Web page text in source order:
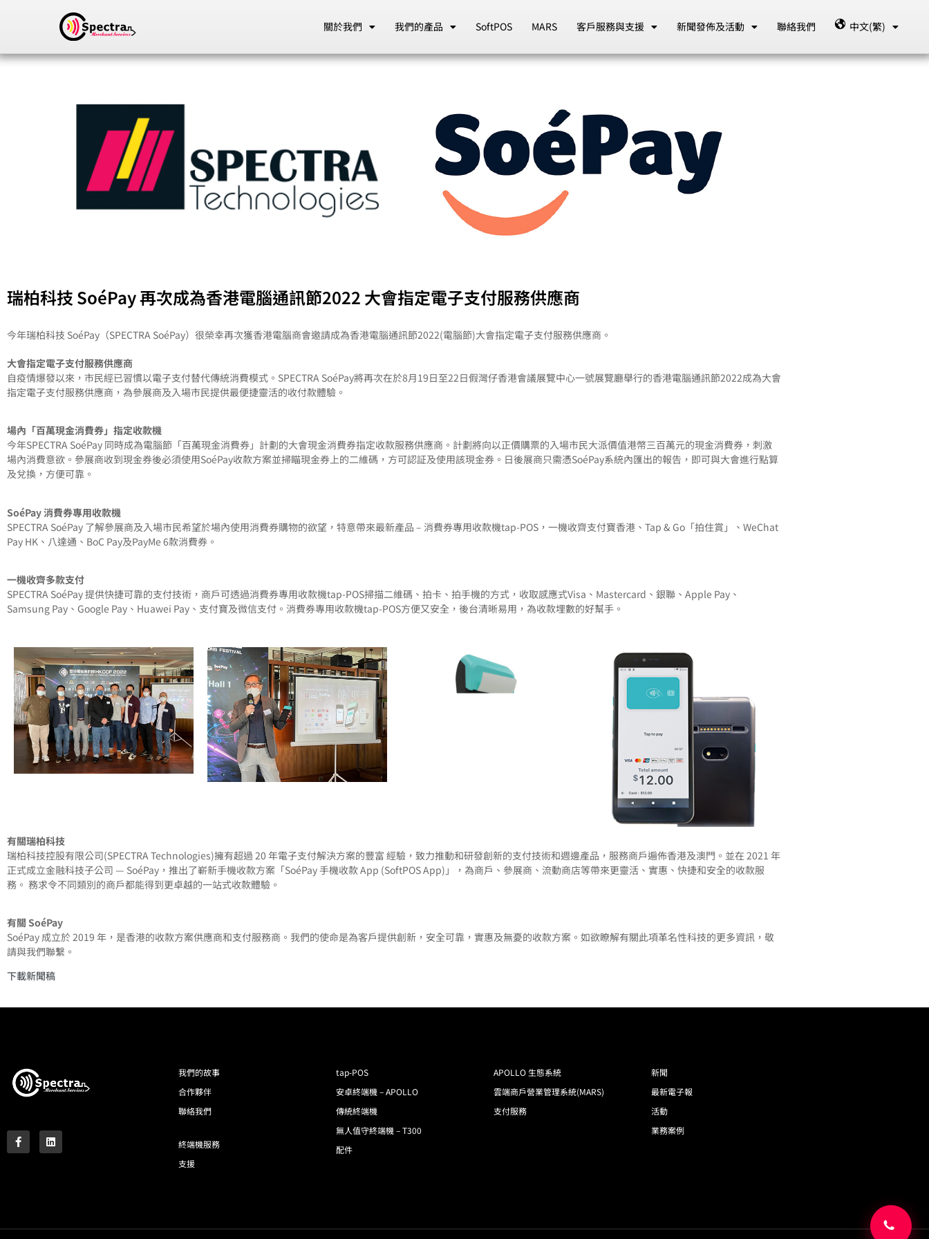
關於我們 我們的產品 SoftPOS MARS 客戶服務與支援 新聞發佈及活動 聯絡我們 中文(繁)
瑞柏科技 SoéPay 再次成為香港電腦通訊節2022 大會指定電子支付服務供應商
今年瑞柏科技 SoéPay（SPECTRA SoéPay）很榮幸再次獲香港電腦商會邀請成為香港電腦通訊節2022(電腦節)大會指定電子支付服務供應商。
大會指定電子支付服務供應商
自疫情爆發以來，市民經已習慣以電子支付替代傳統消費模式。SPECTRA SoéPay將再次在於8月19日至22日假灣仔香港會議展覽中心一號展覽廳舉行的香港電腦通訊節2022成為大會
指定電子支付服務供應商，為參展商及入場市民提供最便捷靈活的收付款體驗。
場內「百萬現金消費券」指定收款機
今年SPECTRA SoéPay 同時成為電腦節「百萬現金消費券」計劃的大會現金消費券指定收款服務供應商。計劃將向以正價購票的入場市民大派價值港幣三百萬元的現金消費券，刺激
場內消費意欲。參展商收到現金券後必須使用SoéPay收款方案並掃瞄現金券上的二維碼，方可認証及使用該現金券。日後展商只需憑SoéPay系統內匯出的報告，即可與大會進行點算
及兌換，方便可靠。
SoéPay 消費券專用收款機
SPECTRA SoéPay 了解參展商及入場市民希望於場內使用消費券購物的欲望，特意帶來最新產品 – 消費券專用收款機tap-POS，一機收齊支付寶香港、Tap & Go「拍住賞」、WeChat
Pay HK、八達通、BoC Pay及PayMe 6款消費券。
一機收齊多款支付
SPECTRA SoéPay 提供快捷可靠的支付技術，商戶可透過消費券專用收款機tap-POS掃描二維碼、拍卡、拍手機的方式，收取感應式Visa、Mastercard、銀聯、Apple Pay、
Samsung Pay、Google Pay、Huawei Pay、支付寶及微信支付。消費券專用收款機tap-POS方便又安全，後台清晰易用，為收款埋數的好幫手。
有關瑞柏科技
瑞柏科技控股有限公司(SPECTRA Technologies)擁有超過 20 年電子支付解決方案的豐富 經驗，致力推動和研發創新的支付技術和週邊產品，服務商戶遍佈香港及澳門。並在 2021 年
正式成立金融科技子公司 — SoéPay，推出了嶄新手機收款方案「SoéPay 手機收款 App (SoftPOS App)」，為商戶、參展商、流動商店等帶來更靈活、實惠、快捷和安全的收款服
務。 務求令不同類別的商戶都能得到更卓越的一站式收款體驗。
有關 SoéPay
SoéPay 成立於 2019 年，是香港的收款方案供應商和支付服務商。我們的使命是為客戶提供創新，安全可靠，實惠及無憂的收款方案。如欲瞭解有關此項革名性科技的更多資訊，敬
請與我們聯繫。
下載新聞稿
我們的故事
合作夥伴
聯絡我們
終端機服務
支援
tap-POS
安卓終端機 – APOLLO
傳統終端機
無人值守終端機 – T300
配件
APOLLO 生態系統
雲端商戶營業管理系統(MARS)
支付服務
新聞
最新電子報
活動
業務案例